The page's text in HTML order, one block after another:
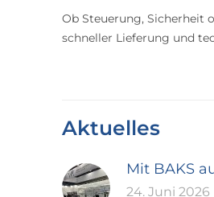
Ob Steuerung, Sicherheit
schneller Lieferung und
Aktuelles
Mit BAKS
24. Juni 2026